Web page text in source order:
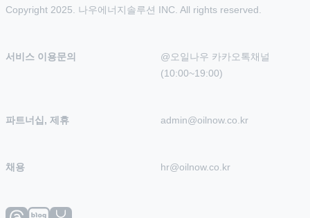
Copyright 2025. 나우에너지솔루션 INC. All rights reserved.
서비스 이용문의
@오일나우 카카오톡채널
(10:00~19:00)
파트너십, 제휴 admin@oilnow.co.kr
채용 hr@oilnow.co.kr